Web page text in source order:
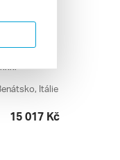
Itálie
15 017 Kč